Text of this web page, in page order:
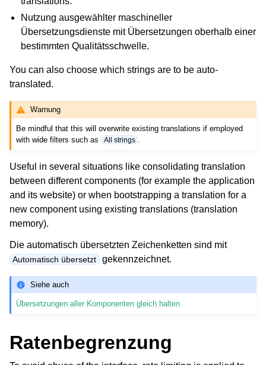
Nutzung ausgewählter maschineller
Übersetzungsdienste mit Übersetzungen oberhalb einer
bestimmten Qualitätsschwelle.
You can also choose which strings are to be auto-
translated.
Warnung
Be mindful that this will overwrite existing translations if employed
with wide filters such as All strings .
Useful in several situations like consolidating translation
between different components (for example the application
and its website) or when bootstrapping a translation for a
new component using existing translations (translation
memory).
Die automatisch übersetzten Zeichenketten sind mit
Automatisch übersetzt gekennzeichnet.
Siehe auch
Übersetzungen aller Komponenten gleich halten
Ratenbegrenzung